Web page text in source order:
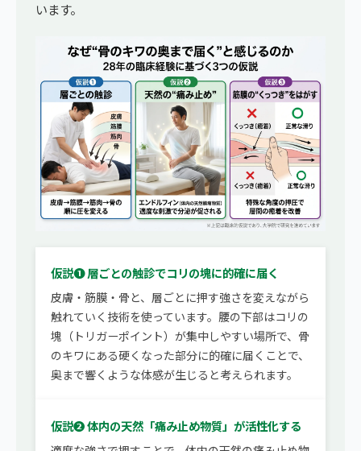
います。
仮説❶ 層ごとの触診でコリの塊に的確に届く
皮膚・筋膜・骨と、層ごとに押す強さを変えながら
触れていく技術を使っています。腰の下部はコリの
塊（トリガーポイント）が集中しやすい場所で、骨
のキワにある硬くなった部分に的確に届くことで、
奥まで響くような体感が生じると考えられます。
仮説❷ 体内の天然「痛み止め物質」が活性化する